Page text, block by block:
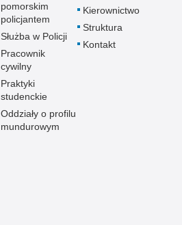
pomorskim
policjantem
Służba w Policji
Pracownik
cywilny
Praktyki
studenckie
Oddziały o profilu
mundurowym
Kierownictwo
Struktura
Kontakt